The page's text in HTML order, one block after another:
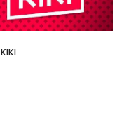
QLED,